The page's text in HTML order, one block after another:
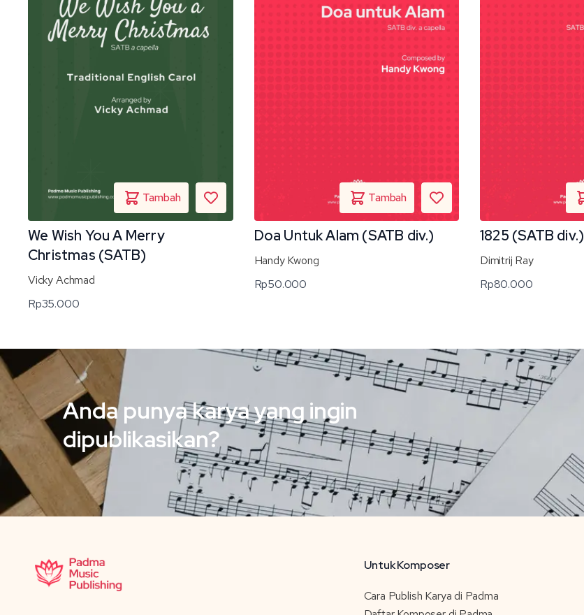
We Wish You A Merry
Christmas (SATB)
Vicky Achmad
Rp35.000
Doa Untuk Alam (SATB div.)
Handy Kwong
Rp50.000
1825 (SATB div.)
Dimitrij Ray
Rp80.000
Anda punya karya yang ingin
dipublikasikan?
Untuk Komposer
Cara Publish Karya di Padma